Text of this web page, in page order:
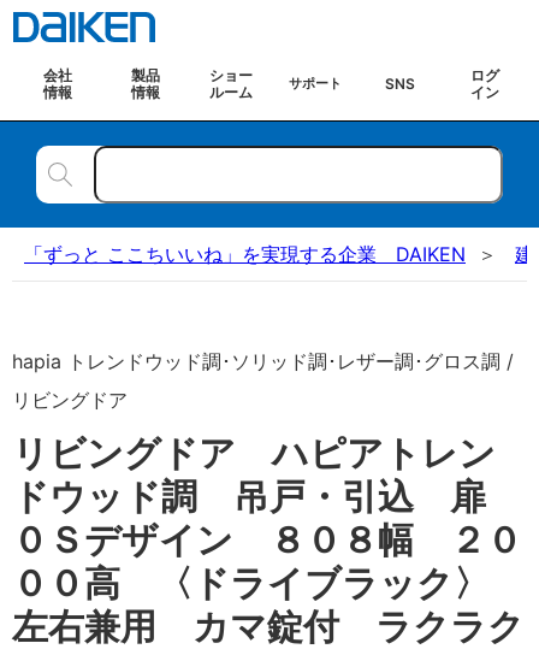
会社
情報
製品
情報
ショー
ルーム
サポート SNS
ログ
イン
「ずっと ここちいいね」を実現する企業 DAIKEN 建
hapia トレンドウッド調･ソリッド調･レザー調･グロス調 /
リビングドア
リビングドア ハピアトレン
ドウッド調 吊戸・引込 扉
０Ｓデザイン ８０８幅 ２０
００高 〈ドライブラック〉
左右兼用 カマ錠付 ラクラク